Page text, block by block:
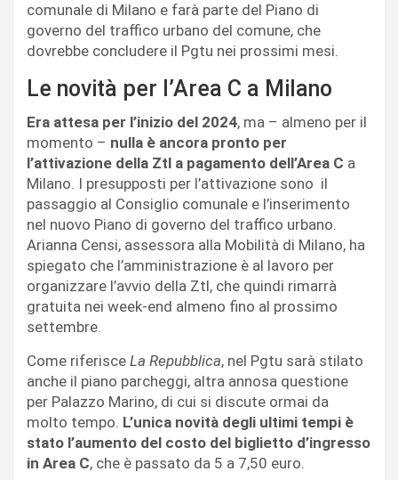
comunale di Milano e farà parte del Piano di
governo del traffico urbano del comune, che
dovrebbe concludere il Pgtu nei prossimi mesi.
Le novità per l’Area C a Milano
Era attesa per l’inizio del 2024, ma – almeno per il
momento – nulla è ancora pronto per
l’attivazione della Ztl a pagamento dell’Area C a
Milano. I presupposti per l’attivazione sono il
passaggio al Consiglio comunale e l’inserimento
nel nuovo Piano di governo del traffico urbano.
Arianna Censi, assessora alla Mobilità di Milano, ha
spiegato che l’amministrazione è al lavoro per
organizzare l’avvio della Ztl, che quindi rimarrà
gratuita nei week-end almeno fino al prossimo
settembre.
Come riferisce La Repubblica, nel Pgtu sarà stilato
anche il piano parcheggi, altra annosa questione
per Palazzo Marino, di cui si discute ormai da
molto tempo. L’unica novità degli ultimi tempi è
stato l’aumento del costo del biglietto d’ingresso
in Area C, che è passato da 5 a 7,50 euro.